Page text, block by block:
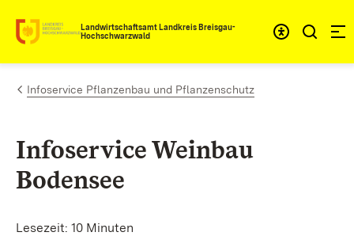
Zum Inhalt springen
Landwirtschaftsamt Landkreis Breisgau-
Hochschwarzwald
Infoservice Pflanzenbau und Pflanzenschutz
Infoservice Weinbau
Bodensee
Lesezeit: 10 Minuten